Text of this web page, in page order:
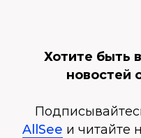
Хотите быть
новостей
AllSee и читайте